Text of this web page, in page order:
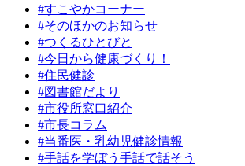
#すこやかコーナー
#そのほかのお知らせ
#つくるひとびと
#今日から健康づくり！
#住民健診
#図書館だより
#市役所窓口紹介
#市長コラム
#当番医・乳幼児健診情報
#手話を学ぼう手話で話そう